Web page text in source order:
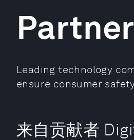
Leading technology
ensure consumer
来自贡献者